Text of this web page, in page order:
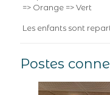
=> Orange => Vert
Les enfants sont
Postes